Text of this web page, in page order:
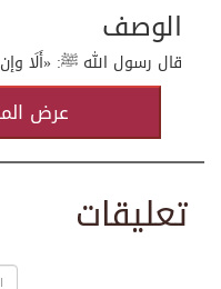
الوصف
قال رسول الله ﷺ: «أَلَا
عرض
تعليقات